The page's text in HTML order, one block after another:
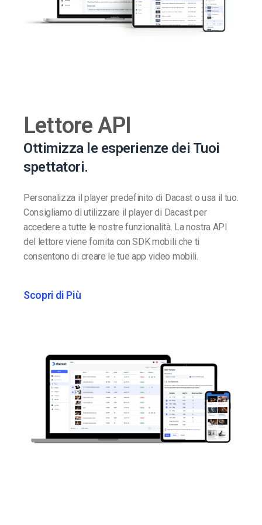
Lettore API
Ottimizza le esperienze dei Tuoi
spettatori.
Personalizza il player predefinito di Dacast o usa il tuo.
Consigliamo di utilizzare il player di Dacast per
accedere a tutte le nostre funzionalità. La nostra API
del lettore viene fornita con SDK mobili che ti
consentono di creare le tue app video mobili.
Scopri di Più